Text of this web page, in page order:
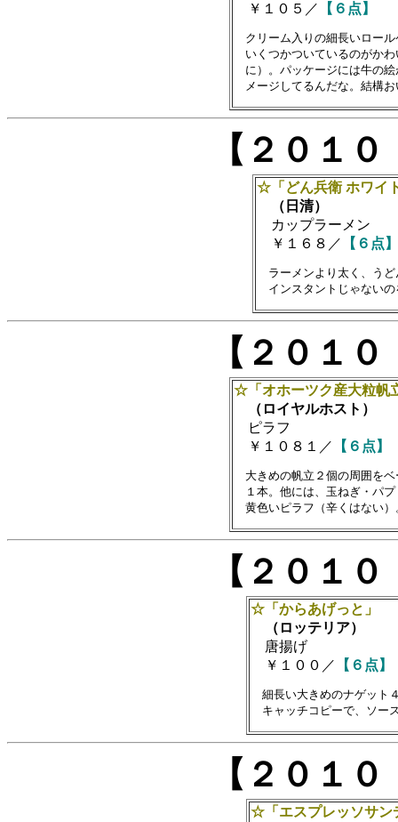
￥１０５／ 【６点】
クリーム入りの細長いロー
いくつかついているのがかわ
に）。パッケージには牛の絵
【２０１
☆「どん兵衛 ホワイ
（日清）
カップラーメン
￥１６８／ 【６点】
ラーメンより太く、う
【２０１
☆「オホーツク産大粒帆
（ロイヤルホスト）
ピラフ
￥１０８１／ 【６点】
大きめの帆立２個の周囲を
１本。他には、玉ねぎ・パプ
【２０１
☆「からあげっと」
（ロッテリア）
唐揚げ
￥１００／
【６点】
細長い大きめのナゲット
【２０１
☆「エスプレッソサン